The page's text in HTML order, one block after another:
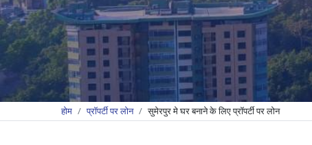
होम प्रॉपर्टी पर लोन सुमेरपुर मे घर बनाने के लिए प्रॉपर्टी पर लोन